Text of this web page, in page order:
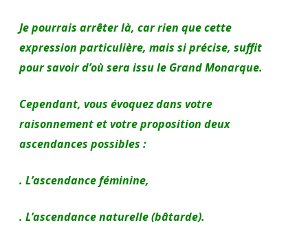
Je pourrais arrêter là, car rien que cette
expression particulière, mais si précise, suffit
pour savoir d’où sera issu le Grand Monarque.
Cependant, vous évoquez dans votre
raisonnement et votre proposition deux
ascendances possibles :
. L’ascendance féminine,
. L’ascendance naturelle (bâtarde).